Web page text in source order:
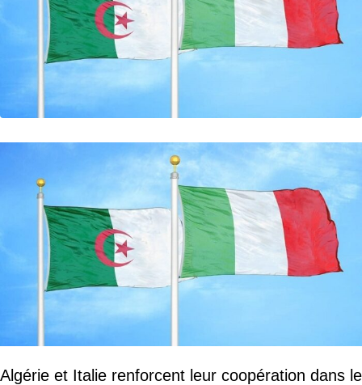
Algérie et Italie renforcent leur coopération dans le